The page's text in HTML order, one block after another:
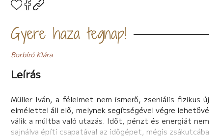
Gyere haza tegnap!
Borbíró Klára
Leírás
Müller Iván, a félelmet nem ismerő, zseniális fizikus új
elmélettel áll elő, melynek segítségével végre lehetővé
válik a múltba való utazás. Időt, pénzt és energiát nem
sajnálva építi csapatával az időgépet, mégis zsákutcába